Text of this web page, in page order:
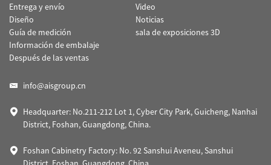
Entrega y envío
Diseño
Guía de medición
Información de embalaje
Después de las ventas
Video
Noticias
sala de exposiciones 3D
info@aisgroup.cn
Headquarter: No.211-212 Lot 1, Cyber City Park, Guicheng, Nanhai
District, Foshan, Guangdong, China.
Foshan Cabinetry Factory: No. 92 Sanshui Aveneu, Sanshui